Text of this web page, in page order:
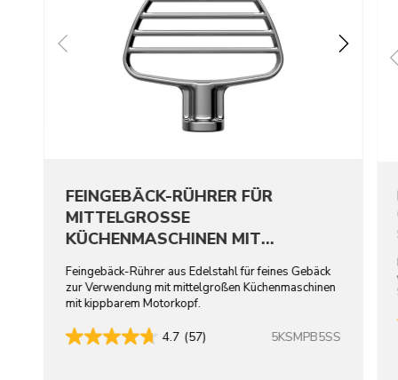
FEINGEBÄCK-RÜHRER FÜR
MITTELGROSSE
KÜCHENMASCHINEN MIT
EDELSTAHL
Feingebäck-Rührer aus Edelstahl für feines Gebäck
zur Verwendung mit mittelgroßen Küchenmaschinen
mit kippbarem Motorkopf.
4.7 (57) 5KSMPB5SS